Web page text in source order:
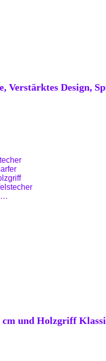
Design,
und Holzgriff